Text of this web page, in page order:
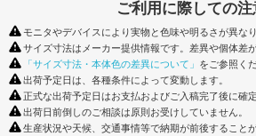
ご利用に際しての注
モニタやデバイスにより実物と色味や明るさが異なり
サイズ寸法はメーカー提供情報です。差異や個体差が
「サイズ寸法・本体色の差異について」 をご参照く
出荷予定日は、各種条件によって変動します。
正式な出荷予定日はお支払およびご入稿完了後に確定
出荷日前倒しのご相談は原則お受けしていません。
生産状況や天候、交通事情等で納期が前後することが